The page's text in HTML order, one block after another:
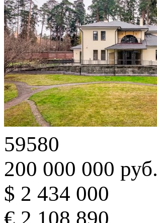
59580
200 000 000 руб.
$ 2 434 000